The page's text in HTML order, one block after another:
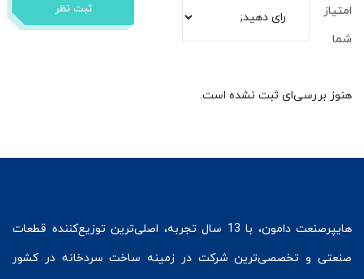
امتیاز
شما
ثبت نظر
هنوز بررسی‌ای ثبت نشده است.
هایپرصنعت
دامون، با 13 سال تجربه، اصلی‌ترین توزیع‌کننده قطعات
صنعتی و تخصصی‌ترین شرکت در زمینه ساخت سردخانه در کشور